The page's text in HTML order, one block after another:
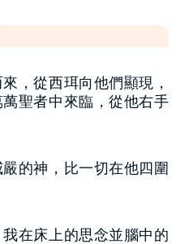
，從西珥向他們顯現，
聖者中來臨，從他右手
的神，比一切在他四圍
在床上的思念並腦中的